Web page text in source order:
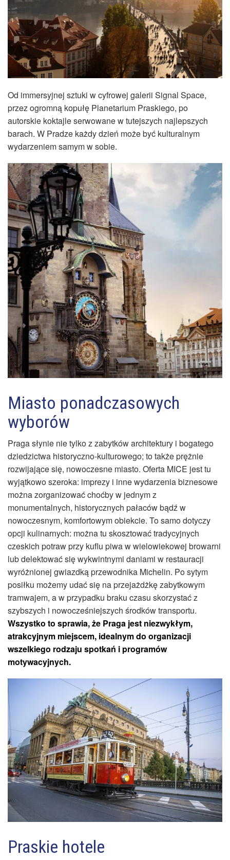
Od immersyjnej sztuki w cyfrowej galerii Signal Space,
przez ogromną kopułę Planetarium Praskiego, po
autorskie koktajle serwowane w tutejszych najlepszych
barach. W Pradze każdy dzień może być kulturalnym
wydarzeniem samym w sobie.
Miasto ponadczasowych
wyborów
Praga słynie nie tylko z zabytków architektury i bogatego
dziedzictwa historyczno-kulturowego; to także prężnie
rozwijające się, nowoczesne miasto. Oferta MICE jest tu
wyjątkowo szeroka: imprezy i inne wydarzenia biznesowe
można zorganizować choćby w jednym z
monumentalnych, historycznych pałaców bądź w
nowoczesnym, komfortowym obiekcie. To samo dotyczy
opcji kulinarnych: można tu skosztować tradycyjnych
czeskich potraw przy kuflu piwa w wielowiekowej browarni
lub delektować się wykwintnymi daniami w restauracji
wyróżnionej gwiazdką przewodnika Michelin. Po sytym
posiłku możemy udać się na przejażdżkę zabytkowym
tramwajem, a w przypadku braku czasu skorzystać z
szybszych i nowocześniejszych środków transportu.
Wszystko to sprawia, że Praga jest niezwykłym,
atrakcyjnym miejscem, idealnym do organizacji
wszelkiego rodzaju spotkań i programów
motywacyjnych.
Praskie hotele